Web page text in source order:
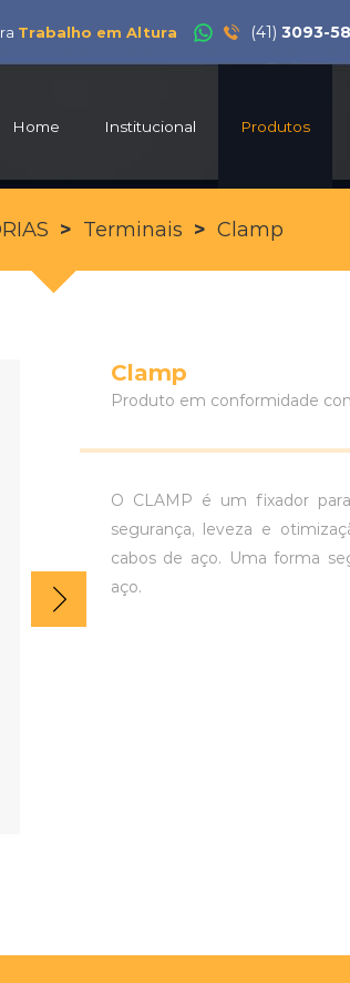
Trabalho em Altura (41) 3093-
Home Institucional Produtos
> Terminais > Clamp
Clamp
Produto em conformidade
O CLAMP é um fixador
segurança, leveza e
cabos de aço. Uma forma
aço.